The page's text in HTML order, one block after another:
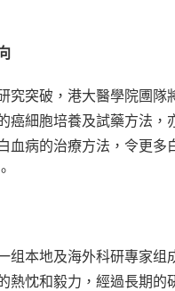
究突破，港大醫學院圑隊
癌細胞培養及試藥方法，
血病的治療方法，令更多
组本地及海外科研專家组
熱忱和毅力，經過長期的